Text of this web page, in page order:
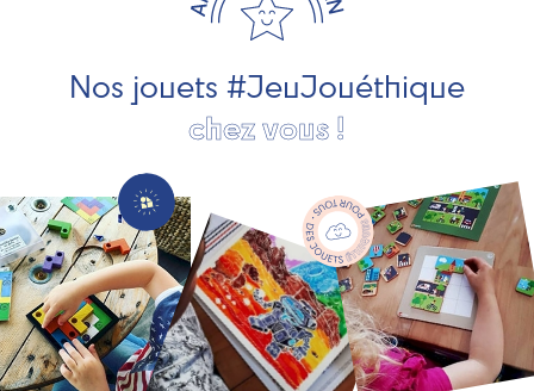
société, des jouets d'imitation, des jeux de plein air, ... et
Nos jouets #JeuJouéthique
chez vous !